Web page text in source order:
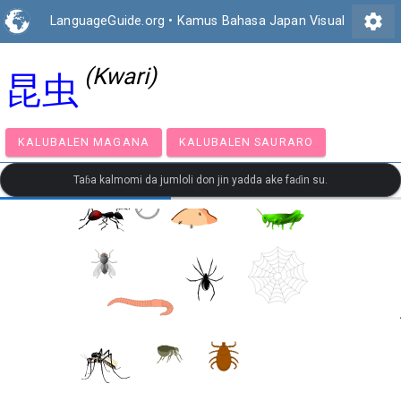
LanguageGuide.org • Kamus Bahasa Japan Visual settings
昆虫 (Kwari)
KALUBALEN MAGANA KALUBALEN SAURARO
Taɓa kalmomi da jumloli don jin yadda ake faɗin su.